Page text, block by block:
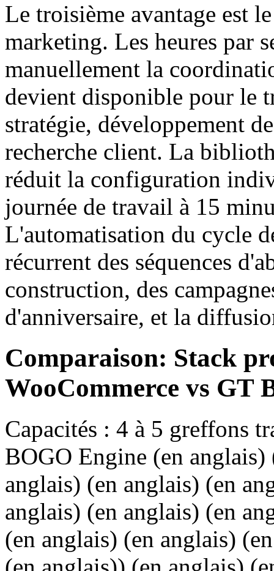
Le troisième avantage est
marketing. Les heures par
manuellement la
devient disponible pour le
stratégie, développement
recherche client. La
réduit la configuration
journée de travail à 15
L'automatisation du cycle
récurrent des séquences
construction, des
d'anniversaire, et la
Comparaison: Stack
WooCommerce vs GT
Capacités : 4 à 5 greffons
BOGO Engine (en
anglais) (en anglais) (en
anglais) (en anglais) (en
(en anglais) (en anglais)